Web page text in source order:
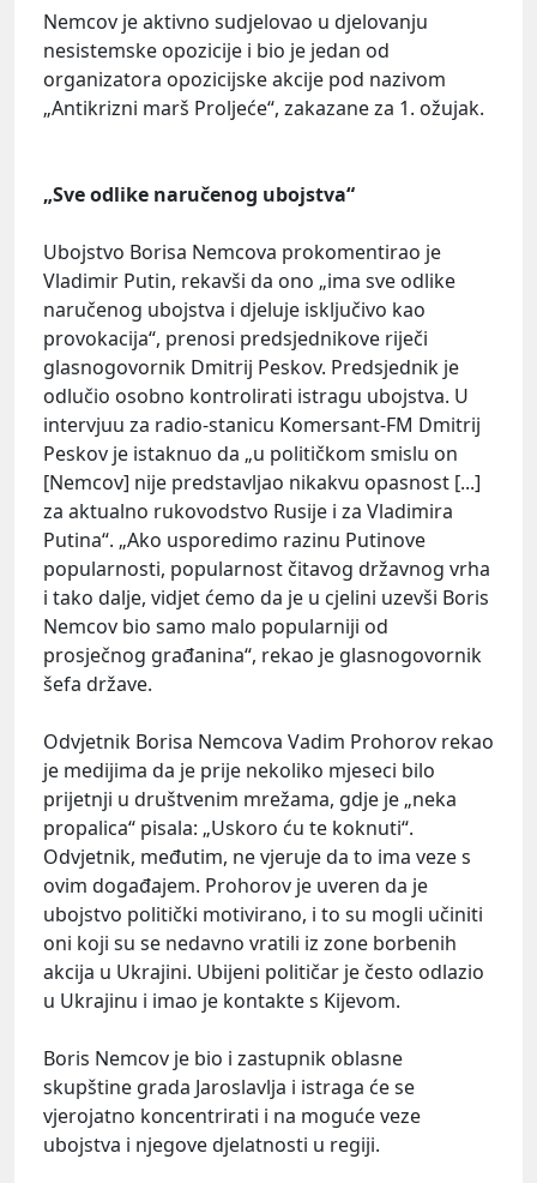
Nemcov je aktivno sudjelovao u djelovanju
nesistemske opozicije i bio je jedan od
organizatora opozicijske akcije pod nazivom
„Antikrizni marš Proljeće“, zakazane za 1. ožujak.
„Sve odlike naručenog ubojstva“
Ubojstvo Borisa Nemcova prokomentirao je
Vladimir Putin, rekavši da ono „ima sve odlike
naručenog ubojstva i djeluje isključivo kao
provokacija“, prenosi predsjednikove riječi
glasnogovornik Dmitrij Peskov. Predsjednik je
odlučio osobno kontrolirati istragu ubojstva. U
intervjuu za radio-stanicu Komersant-FM Dmitrij
Peskov je istaknuo da „u političkom smislu on
[Nemcov] nije predstavljao nikakvu opasnost [...]
za aktualno rukovodstvo Rusije i za Vladimira
Putina“. „Ako usporedimo razinu Putinove
popularnosti, popularnost čitavog državnog vrha
i tako dalje, vidjet ćemo da je u cjelini uzevši Boris
Nemcov bio samo malo popularniji od
prosječnog građanina“, rekao je glasnogovornik
šefa države.
Odvjetnik Borisa Nemcova Vadim Prohorov rekao
je medijima da je prije nekoliko mjeseci bilo
prijetnji u društvenim mrežama, gdje je „neka
propalica“ pisala: „Uskoro ću te koknuti“.
Odvjetnik, međutim, ne vjeruje da to ima veze s
ovim događajem. Prohorov je uveren da je
ubojstvo politički motivirano, i to su mogli učiniti
oni koji su se nedavno vratili iz zone borbenih
akcija u Ukrajini. Ubijeni političar je često odlazio
u Ukrajinu i imao je kontakte s Kijevom.
Boris Nemcov je bio i zastupnik oblasne
skupštine grada Jaroslavlja i istraga će se
vjerojatno koncentrirati i na moguće veze
ubojstva i njegove djelatnosti u regiji.